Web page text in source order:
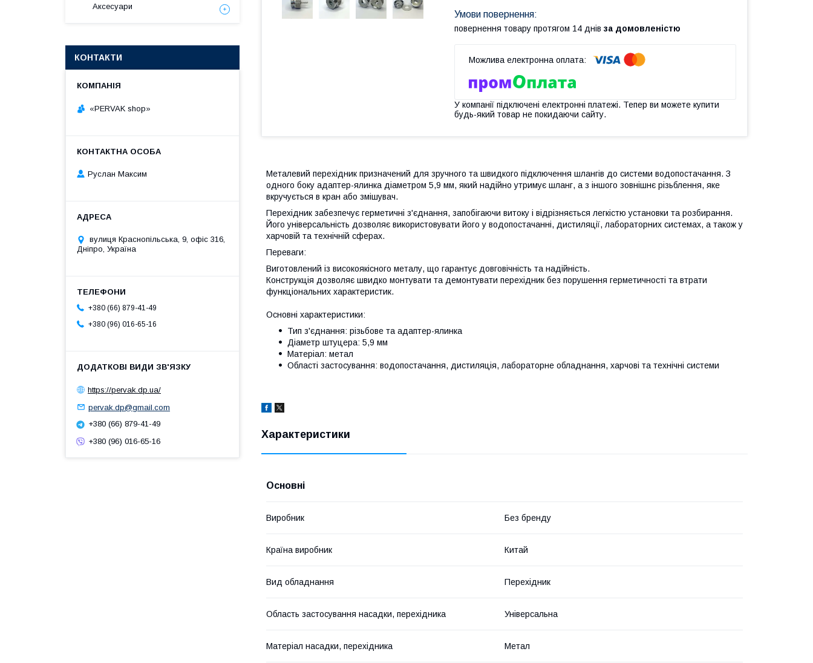
повернення товару протягом 14 днів за домовленістю
У компанії підключені електронні платежі. Тепер ви можете купити
будь-який товар не покидаючи сайту.
Металевий перехідник призначений для зручного та швидкого підключення шлангів до системи водопостачання. З
одного боку адаптер-ялинка діаметром 5,9 мм, який надійно утримує шланг, а з іншого зовнішнє різьблення, яке
вкручується в кран або змішувач.
Перехідник забезпечує герметичні з'єднання, запобігаючи витоку і відрізняється легкістю установки та розбирання.
Його універсальність дозволяє використовувати його у водопостачанні, дистиляції, лабораторних системах, а також у
харчовій та технічній сферах.
Переваги:
Виготовлений із високоякісного металу, що гарантує довговічність та надійність.
Конструкція дозволяє швидко монтувати та демонтувати перехідник без порушення герметичності та втрати
функціональних характеристик.
Основні характеристики:
Тип з'єднання: різьбове та адаптер-ялинка
Діаметр штуцера: 5,9 мм
Матеріал: метал
Області застосування: водопостачання, дистиляція, лабораторне обладнання, харчові та технічні системи
Характеристики
Основні
Виробник Без бренду
Країна виробник Китай
Вид обладнання Перехідник
Область застосування насадки, перехідника Універсальна
Матеріал насадки, перехідника Метал
Аксесуари
КОНТАКТИ
«PERVAK shop»
Руслан Максим
вулиця Краснопільська, 9, офіс 316,
Дніпро, Україна
+380 (66) 879-41-49
+380 (96) 016-65-16
https://pervak.dp.ua/
pervak.dp@gmail.com
+380 (66) 879-41-49
+380 (96) 016-65-16